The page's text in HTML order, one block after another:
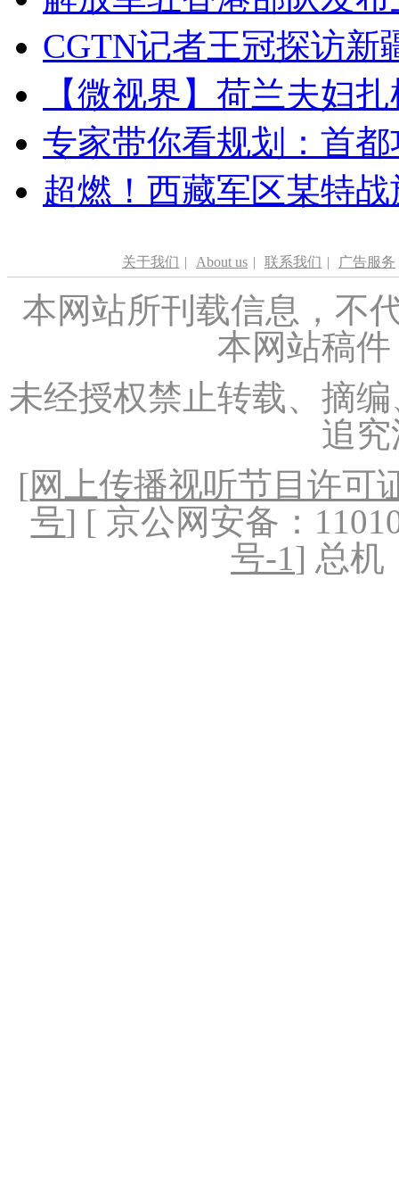
CGTN记者王冠探访新
【微视界】荷兰夫妇
专家带你看规划：首
超燃！西藏军区某特
关于我们 | About us | 联系我们 | 广告服务
本网站所刊载信息，不
本网站稿
未经授权禁止转载、摘
追
[网上传播视听节目许可
号] [ 京公网安备：
号-1] 总机